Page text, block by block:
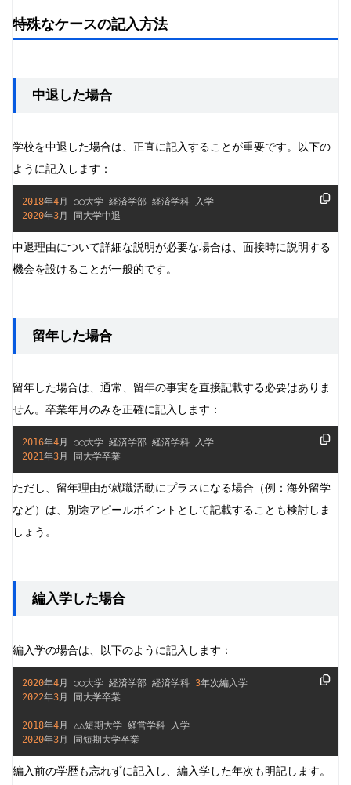
特殊なケースの記入方法
中退した場合
学校を中退した場合は、正直に記入することが重要です。以下の
ように記入します：
2018年4
2020年3月 同大学中退
中退理由について詳細な説明が必要な場合は、面接時に説明する
機会を設けることが一般的です。
留年した場合
留年した場合は、通常、留年の事実を直接記載する必要はありま
せん。卒業年月のみを正確に記入します：
2016年4
2021年3月 同大学卒業
ただし、留年理由が就職活動にプラスになる場合（例：海外留学
など）は、別途アピールポイントとして記載することも検討しま
しょう。
編入学した場合
編入学の場合は、以下のように記入します：
2020年4月 ○○大学 経済学部 経済学科 3
2022年3月 同大学卒業
2018年4
2020年3月 同短期大学卒業
編入前の学歴も忘れずに記入し、編入学した年次も明記します。